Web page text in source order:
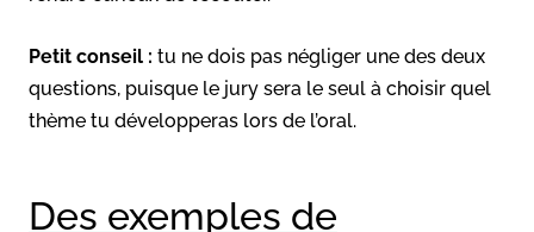
Petit conseil : tu ne dois pas négliger une des deux
questions, puisque le jury sera le seul à choisir quel
thème tu développeras lors de l’oral.
Des exemples de